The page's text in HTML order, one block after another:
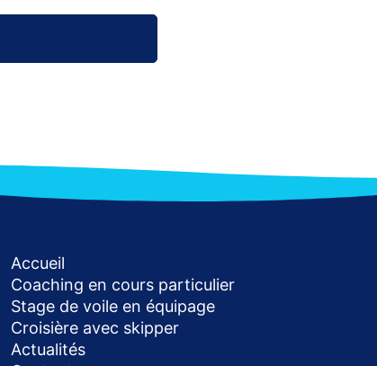
Accueil
Coaching en cours particulier
Stage de voile en équipage
Croisière avec skipper
Actualités